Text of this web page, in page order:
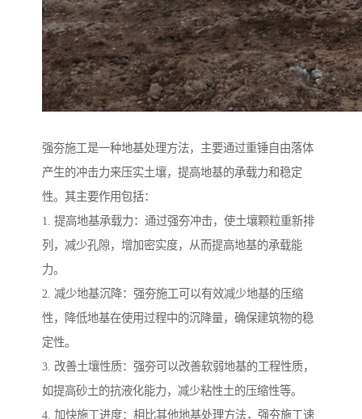
强夯施工是一种地基处理方法，主要通过重锤自由落体
产生的冲击力来压实土壤，提高地基的承载力和稳定
性。其主要作用包括：
1. 提高地基承载力：通过强夯冲击，使土壤颗粒重新排
列，减少孔隙，增加密实度，从而提高地基的承载能
力。
2. 减少地基沉降：强夯施工可以有效减少地基的压缩
性，降低地基在使用过程中的沉降量，确保建筑物的稳
定性。
3. 改善土壤性质：强夯可以改善软弱地基的工程性质，
如提高砂土的抗液化能力，减少粘性土的压缩性等。
4. 加快施工进度：相比其他地基处理方法，强夯施工速